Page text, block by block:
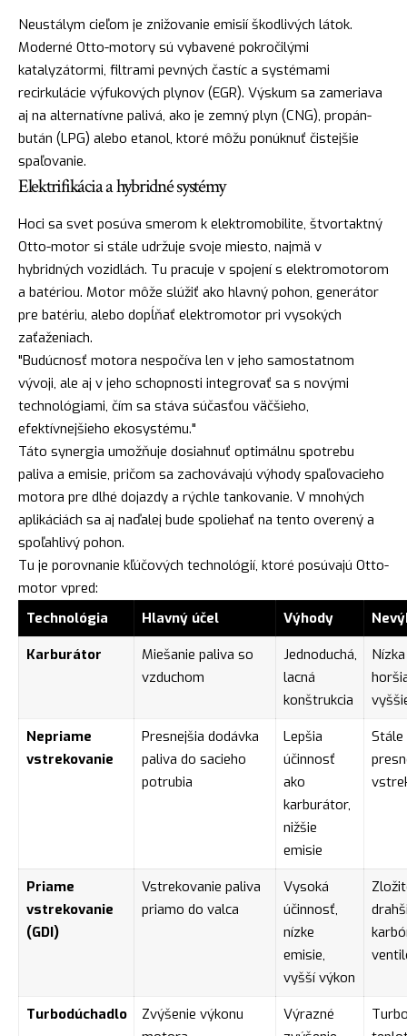
Neustálym cieľom je znižovanie emisií škodlivých látok.
Moderné Otto-motory sú vybavené pokročilými
katalyzátormi, filtrami pevných častíc a systémami
recirkulácie výfukových plynov (EGR). Výskum sa zameriava
aj na alternatívne palivá, ako je zemný plyn (CNG), propán-
bután (LPG) alebo etanol, ktoré môžu ponúknuť čistejšie
spaľovanie.
Elektrifikácia a hybridné systémy
Hoci sa svet posúva smerom k elektromobilite, štvortaktný
Otto-motor si stále udržuje svoje miesto, najmä v
hybridných vozidlách. Tu pracuje v spojení s elektromotorom
a batériou. Motor môže slúžiť ako hlavný pohon, generátor
pre batériu, alebo dopĺňať elektromotor pri vysokých
zaťaženiach.
"Budúcnosť motora nespočíva len v jeho samostatnom
vývoji, ale aj v jeho schopnosti integrovať sa s novými
technológiami, čím sa stáva súčasťou väčšieho,
efektívnejšieho ekosystému."
Táto synergia umožňuje dosiahnuť optimálnu spotrebu
paliva a emisie, pričom sa zachovávajú výhody spaľovacieho
motora pre dlhé dojazdy a rýchle tankovanie. V mnohých
aplikáciách sa aj naďalej bude spoliehať na tento overený a
spoľahlivý pohon.
Tu je porovnanie kľúčových technológií, ktoré posúvajú Otto-
motor vpred:
Technológia
Hlavný účel Výhody
Karburátor
Miešanie paliva so
vzduchom
Jednoduchá,
lacná
konštrukcia
Nepriame
vstrekovanie
Presnejšia dodávka
paliva do sacieho
potrubia
Lepšia
účinnosť
ako
karburátor,
nižšie
emisie
Stále
Priame
vstrekovanie
(GDI)
Vstrekovanie paliva
priamo do valca
Vysoká
účinnosť,
nízke
emisie,
vyšší výkon
Turbodúchadlo
Zvýšenie výkonu
Výrazné